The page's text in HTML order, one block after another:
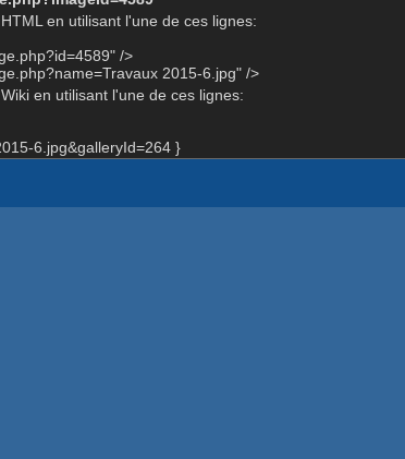
en utilisant l'une de ces lignes:
/>
2015-6.jpg" />
en utilisant l'une de ces lignes:
6.jpg&galleryId=264 }